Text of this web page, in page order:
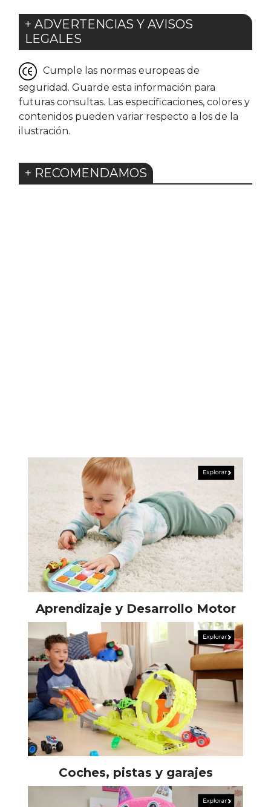
+ ADVERTENCIAS Y AVISOS
LEGALES
Cumple las normas europeas de
seguridad. Guarde esta información para
futuras consultas. Las especificaciones, colores y
contenidos pueden variar respecto a los de la
ilustración.
+ RECOMENDAMOS
Aprendizaje y Desarrollo Motor
Coches, pistas y garajes